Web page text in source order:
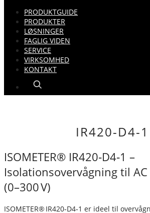
PRODUKTGUIDE
PRODUKTER
LØSNINGER
FAGLIG VIDEN
SERVICE
VIRKSOMHED
KONTAKT
IR420-D4-1
ISOMETER® IR420‑D4‑1 –
Isolationsovervågning til
(0–300 V)
ISOMETER® IR420‑D4‑1 er ideel til